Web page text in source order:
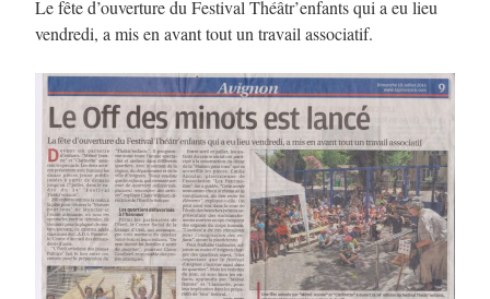
Le fête d’ouverture du Festival Théâtr’enfants qui a eu lieu
vendredi, a mis en avant tout un travail associatif.